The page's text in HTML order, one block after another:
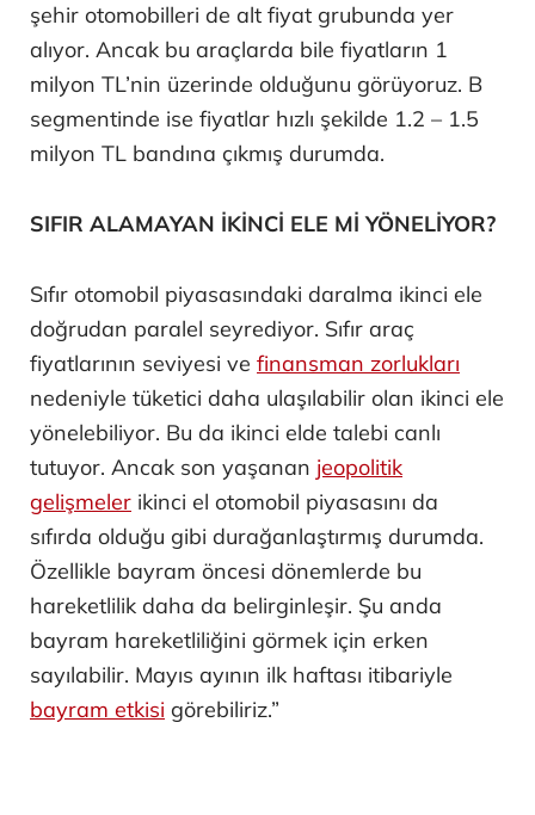
şehir otomobilleri de alt fiyat grubunda yer
alıyor. Ancak bu araçlarda bile fiyatların 1
milyon TL’nin üzerinde olduğunu görüyoruz. B
segmentinde ise fiyatlar hızlı şekilde 1.2 – 1.5
milyon TL bandına çıkmış durumda.
SIFIR ALAMAYAN İKİNCİ ELE Mİ YÖNELİYOR?
Sıfır otomobil piyasasındaki daralma ikinci ele
doğrudan paralel seyrediyor. Sıfır araç
fiyatlarının seviyesi ve finansman zorlukları
nedeniyle tüketici daha ulaşılabilir olan ikinci ele
yönelebiliyor. Bu da ikinci elde talebi canlı
tutuyor. Ancak son yaşanan jeopolitik
gelişmeler ikinci el otomobil piyasasını da
sıfırda olduğu gibi durağanlaştırmış durumda.
Özellikle bayram öncesi dönemlerde bu
hareketlilik daha da belirginleşir. Şu anda
bayram hareketliliğini görmek için erken
sayılabilir. Mayıs ayının ilk haftası itibariyle
bayram etkisi görebiliriz.”